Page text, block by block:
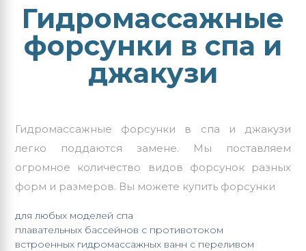
Гидромассажные
форсунки в спа и
джакузи
Гидромассажные форсунки в спа и джакузи
легко поддаются замене. Мы поставляем
огромное количество видов форсунок разных
форм и размеров. Вы можете купить форсунки
для любых моделей спа
плавательных бассейнов с противотоком
встроенных гидромассажных ванн с переливом